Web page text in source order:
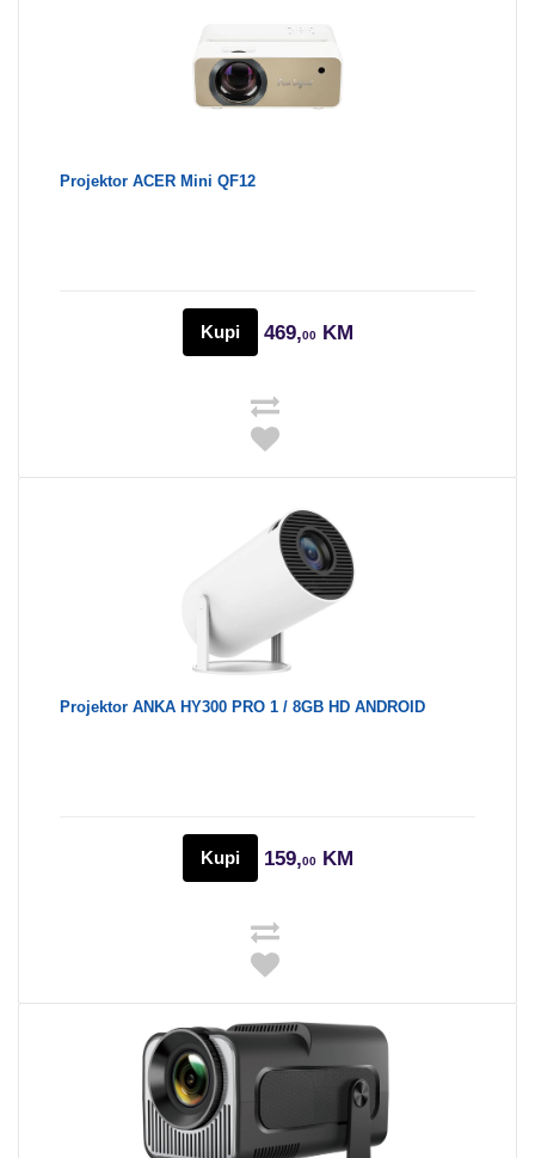
Projektor ACER Mini QF12
Kupi 469,00KM
Projektor ANKA HY300 PRO 1 / 8GB HD ANDROID
Kupi 159,00KM